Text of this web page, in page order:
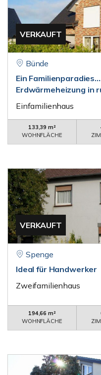
VERKAUFT
Bünde
Ein
Erdwärmeheizung in
Einfamilienhaus
133,39 m²
WOHNFLÄCHE
VERKAUFT
Spenge
Ideal für Handwerker
Zweifamilienhaus
194,66 m²
WOHNFLÄCHE